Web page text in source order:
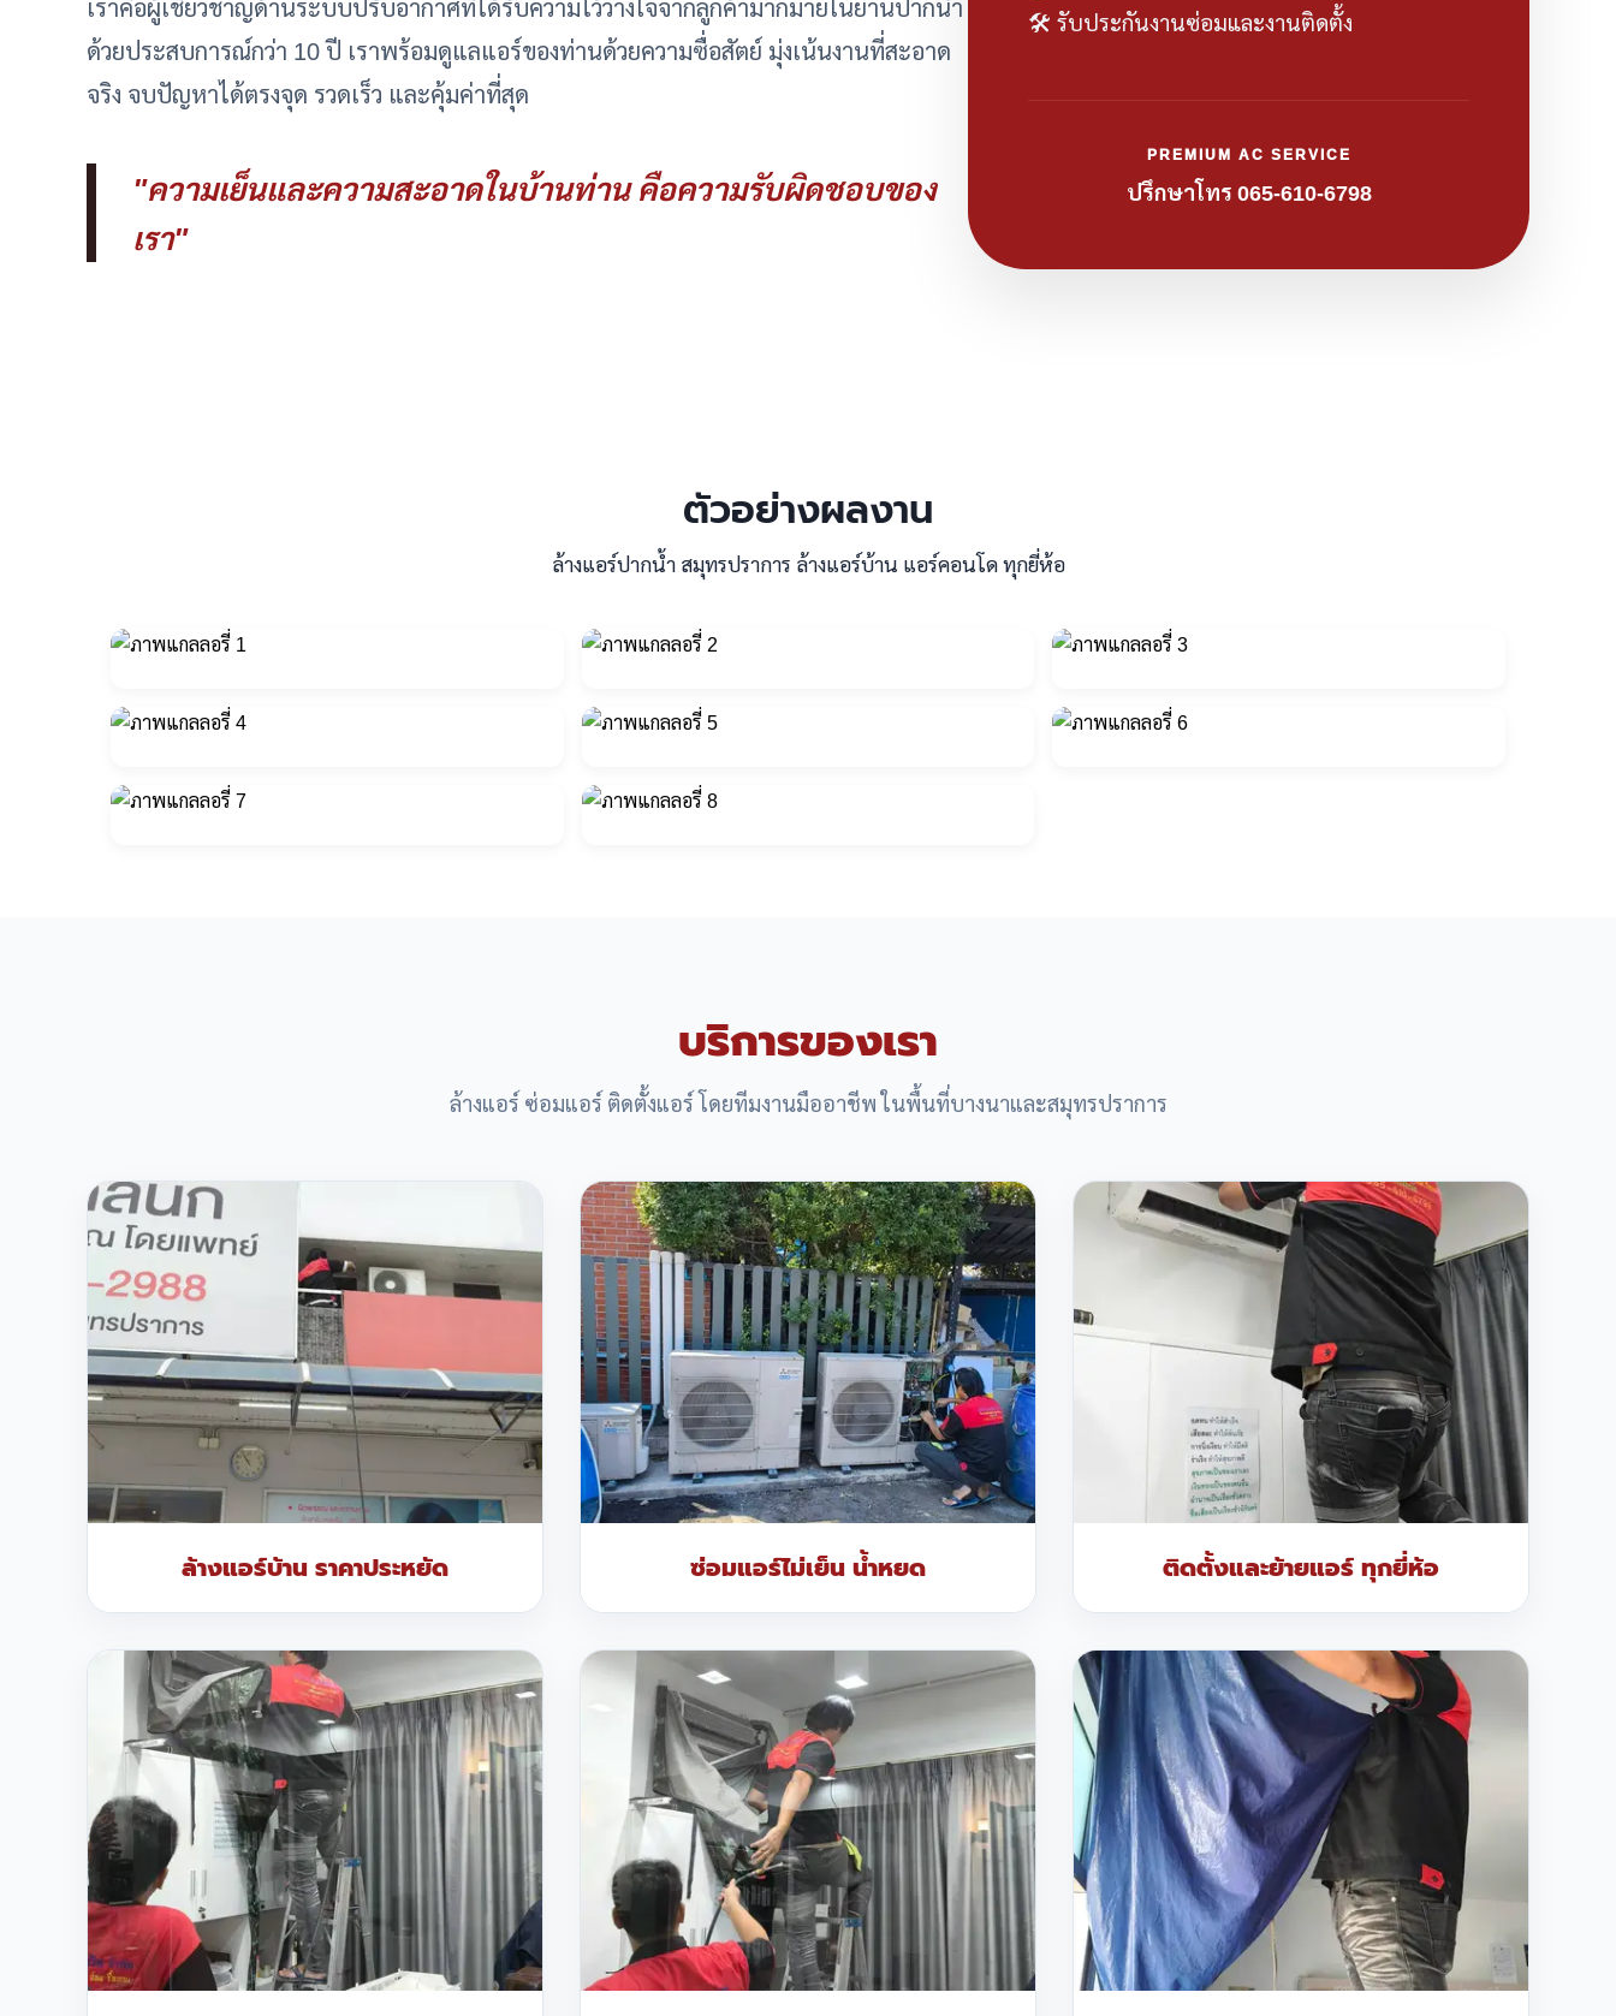
เราคือผู้เชี่ยวชาญด้านระบบปรับอากาศที่ได้รับความไว้วางใจจากลูกค้ามากมายในย่านปากน้ำ
ด้วยประสบการณ์กว่า 10 ปี เราพร้อมดูแลแอร์ของท่านด้วยความซื่อสัตย์ มุ่งเน้นงานที่สะอาด
จริง จบปัญหาได้ตรงจุด รวดเร็ว และคุ้มค่าที่สุด
"ความเย็นและความสะอาดในบ้านท่าน คือความรับผิดชอบของ
เรา"
🛠️ รับประกันงานซ่อมและงานติดตั้ง
PREMIUM AC SERVICE
ปรึกษาโทร 065-610-6798
ตัวอย่างผลงาน
ล้างแอร์ปากน้ำ สมุทรปราการ ล้างแอร์บ้าน แอร์คอนโด ทุกยี่ห้อ
บริการของเรา
ล้างแอร์ ซ่อมแอร์ ติดตั้งแอร์ โดยทีมงานมืออาชีพ ในพื้นที่บางนาและสมุทรปราการ
ล้างแอร์บ้าน ราคาประหยัด ซ่อมแอร์ไม่เย็น น้ำหยด ติดตั้งและย้ายแอร์ ทุกยี่ห้อ